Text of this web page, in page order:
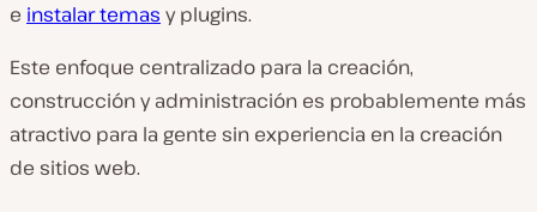
e instalar temas y plugins.
Este enfoque centralizado para la creación,
construcción y administración es probablemente más
atractivo para la gente sin experiencia en la creación
de sitios web.